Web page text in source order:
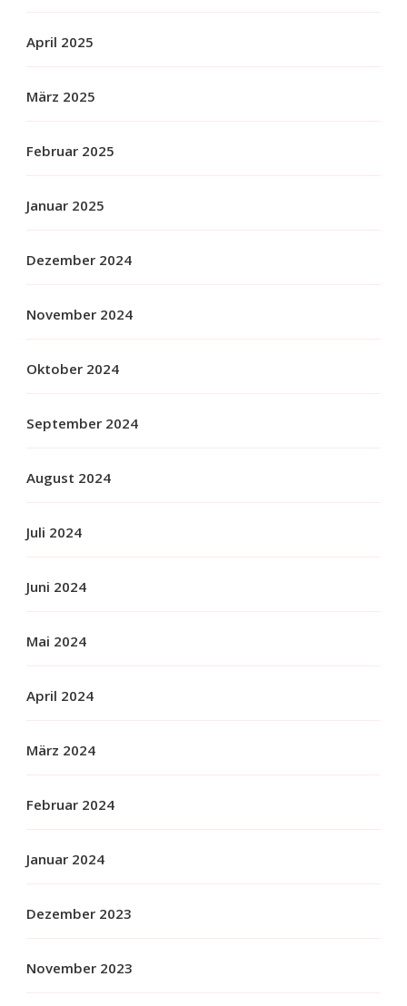
April 2025
März 2025
Februar 2025
Januar 2025
Dezember 2024
November 2024
Oktober 2024
September 2024
August 2024
Juli 2024
Juni 2024
Mai 2024
April 2024
März 2024
Februar 2024
Januar 2024
Dezember 2023
November 2023